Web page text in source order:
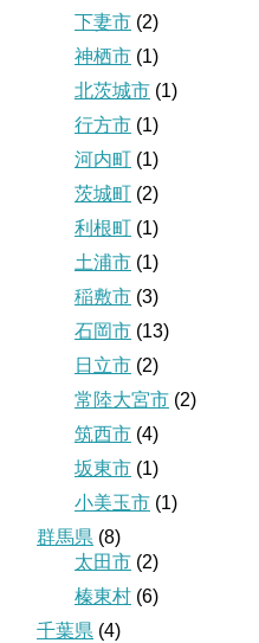
下妻市 (2)
神栖市 (1)
北茨城市 (1)
行方市 (1)
河内町 (1)
茨城町 (2)
利根町 (1)
土浦市 (1)
稲敷市 (3)
石岡市 (13)
日立市 (2)
常陸大宮市 (2)
筑西市 (4)
坂東市 (1)
小美玉市 (1)
群馬県 (8)
太田市 (2)
榛東村 (6)
千葉県 (4)